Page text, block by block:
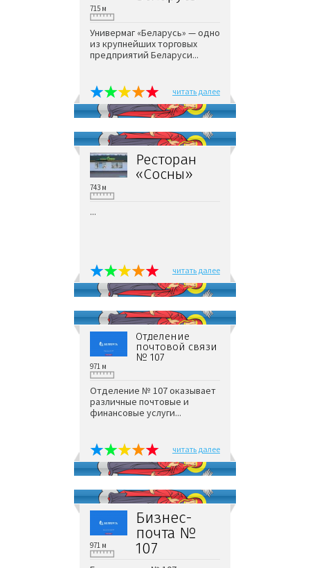
715 м
Универмаг «Беларусь» — одно
из крупнейших торговых
предприятий Беларуси...
читать далее
Ресторан
«Сосны»
743 м
...
читать далее
Отделение
почтовой связи
№ 107
971 м
Отделение № 107 оказывает
различные почтовые и
финансовые услуги...
читать далее
Бизнес-
почта №
107
971 м